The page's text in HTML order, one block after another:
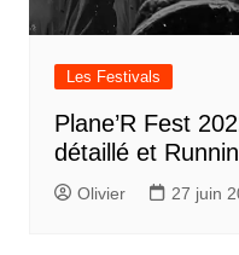
Les Festivals
Plane’R Fest
détaillé et
Olivier 27 juin